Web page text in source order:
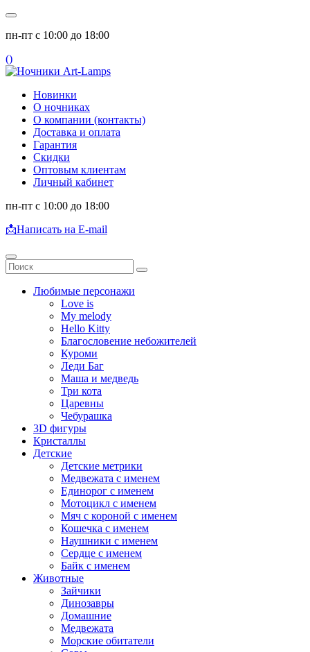
пн-пт с 10:00 до 18:00
()
Новинки
О ночниках
О компании (контакты)
Доставка и оплата
Гарантия
Скидки
Оптовым клиентам
Личный кабинет
пн-пт с 10:00 до 18:00
📩Написать на E-mail
Любимые персонажи
Love is
My melody
Hello Kitty
Благословение небожителей
Куроми
Леди Баг
Маша и медведь
Три кота
Царевны
Чебурашка
3D фигуры
Кристаллы
Детские
Детские метрики
Медвежата с именем
Единорог с именем
Мотоцикл с именем
Мяч с короной с именем
Кошечка с именем
Наушники с именем
Сердце с именем
Байк с именем
Животные
Зайчики
Динозавры
Домашние
Медвежата
Морские обитатели